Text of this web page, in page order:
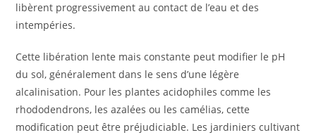
libèrent progressivement au contact de l’eau et des
intempéries.
Cette libération lente mais constante peut modifier le pH
du sol, généralement dans le sens d’une légère
alcalinisation. Pour les plantes acidophiles comme les
rhododendrons, les azalées ou les camélias, cette
modification peut être préjudiciable. Les jardiniers cultivant